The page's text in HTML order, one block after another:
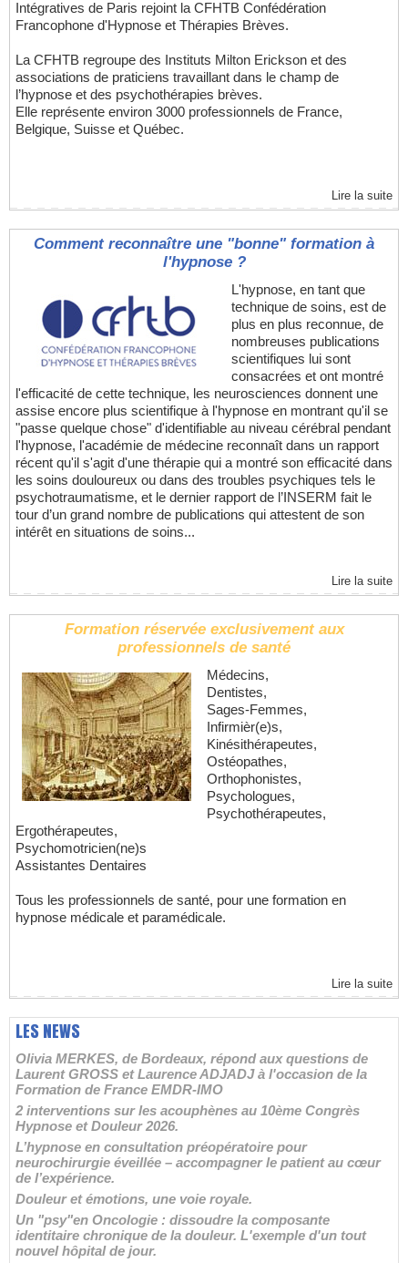
Intégratives de Paris rejoint la CFHTB Confédération
Francophone d'Hypnose et Thérapies Brèves.
La CFHTB regroupe des Instituts Milton Erickson et des
associations de praticiens travaillant dans le champ de
l’hypnose et des psychothérapies brèves.
Elle représente environ 3000 professionnels de France,
Belgique, Suisse et Québec.
Lire la suite
Comment reconnaître une "bonne" formation à
l'hypnose ?
L'hypnose, en tant que
technique de soins, est de
plus en plus reconnue, de
nombreuses publications
scientifiques lui sont
consacrées et ont montré
l'efficacité de cette technique, les neurosciences donnent une
assise encore plus scientifique à l'hypnose en montrant qu'il se
"passe quelque chose" d'identifiable au niveau cérébral pendant
l'hypnose, l'académie de médecine reconnaît dans un rapport
récent qu'il s'agit d'une thérapie qui a montré son efficacité dans
les soins douloureux ou dans des troubles psychiques tels le
psychotraumatisme, et le dernier rapport de l’INSERM fait le
tour d’un grand nombre de publications qui attestent de son
intérêt en situations de soins...
Lire la suite
Formation réservée exclusivement aux
professionnels de santé
Médecins,
Dentistes,
Sages-Femmes,
Infirmièr(e)s,
Kinésithérapeutes,
Ostéopathes,
Orthophonistes,
Psychologues,
Psychothérapeutes,
Ergothérapeutes,
Psychomotricien(ne)s
Assistantes Dentaires
Tous les professionnels de santé, pour une formation en
hypnose médicale et paramédicale.
Lire la suite
LES NEWS
Olivia MERKES, de Bordeaux, répond aux questions de
Laurent GROSS et Laurence ADJADJ à l'occasion de la
Formation de France EMDR-IMO
2 interventions sur les acouphènes au 10ème Congrès
Hypnose et Douleur 2026.
L’hypnose en consultation préopératoire pour
neurochirurgie éveillée – accompagner le patient au cœur
de l’expérience.
Douleur et émotions, une voie royale.
Un "psy"en Oncologie : dissoudre la composante
identitaire chronique de la douleur. L'exemple d'un tout
nouvel hôpital de jour.